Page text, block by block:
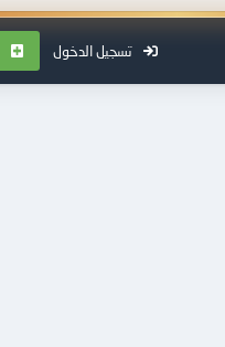
تسجيل الدخول